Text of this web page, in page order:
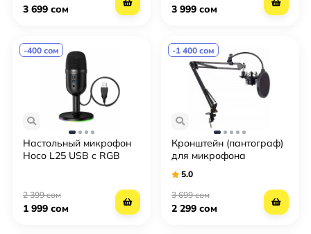
3 699 сом 3 999 сом
-400 сом
Настольный микрофон
Hoco L25 USB с RGB
2 399 сом
1 999 сом
-1 400 сом
Кронштейн (пантограф)
для микрофона
BobbyStudio MD35
5.0
3 699 сом
2 299 сом